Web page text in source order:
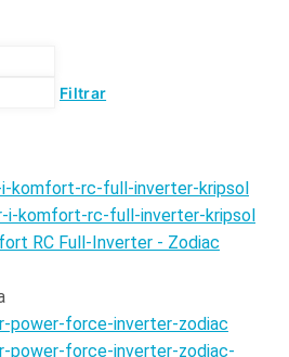
Filtrar
RC Full-Inverter - Zodiac